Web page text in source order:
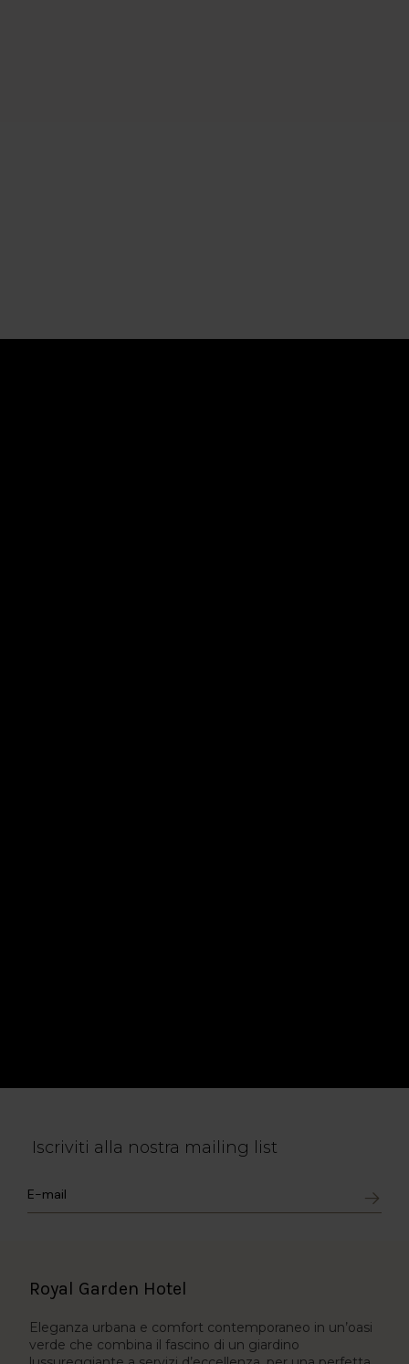
Iscriviti alla nostra mailing list
Royal Garden Hotel
Eleganza urbana e comfort contemporaneo in un’oasi
verde che combina il fascino di un giardino